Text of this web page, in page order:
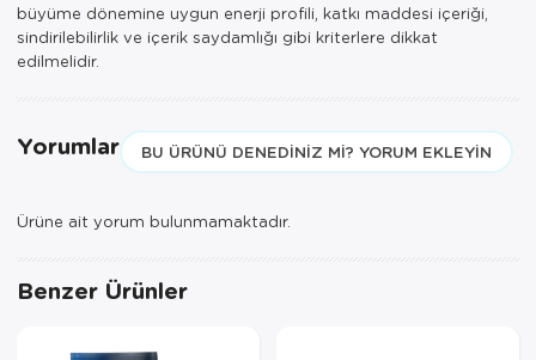
büyüme dönemine uygun enerji profili, katkı maddesi içeriği,
sindirilebilirlik ve içerik saydamlığı gibi kriterlere dikkat
edilmelidir.
Yorumlar BU ÜRÜNÜ DENEDINIZ MI? YORUM EKLEYIN
Ürüne ait yorum bulunmamaktadır.
Benzer Ürünler